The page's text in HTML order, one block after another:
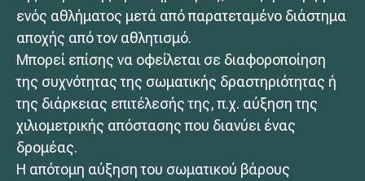
ενός αθλήματος μετά από παρατεταμένο διάστημα
αποχής από τον αθλητισμό.
Μπορεί επίσης να οφείλεται σε διαφοροποίηση
της συχνότητας της σωματικής δραστηριότητας ή
της διάρκειας επιτέλεσής της, π.χ. αύξηση της
χιλιομετρικής απόστασης που διανύει ένας
δρομέας.
Η απότομη αύξηση του σωματικού βάρους